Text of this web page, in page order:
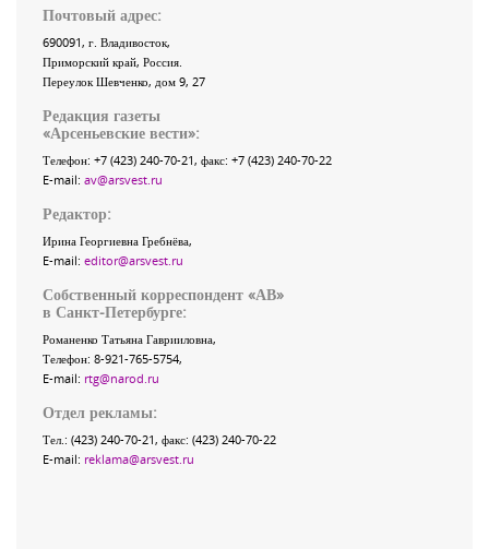
Почтовый адрес:
690091, г. Владивосток,
Приморский край, Россия
Переулок Шевченко, дом 9, 27
Редакция газеты
«Арсеньевские вести»:
Телефон: +7 (423) 240-70-21, факс: +7 (423) 240-70-22
E-mail: av@arsvest.ru
Редактор:
Ирина Георгиевна Гребнёва,
E-mail: editor@arsvest.ru
Собственный корреспондент «АВ»
в Санкт-Петербурге:
Романенко Татьяна Гаврииловна,
Телефон: 8-921-765-5754,
E-mail: rtg@narod.ru
Отдел рекламы:
Тел.: (423) 240-70-21, факс: (423) 240-70-22
E-mail: reklama@arsvest.ru